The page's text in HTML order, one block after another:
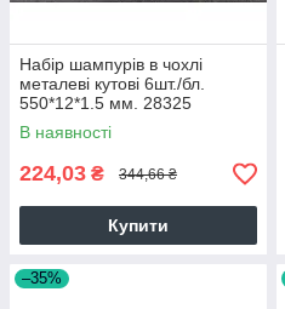
Набір шампурів в чохлі
металеві кутові 6шт./бл.
550*12*1.5 мм. 28325
В наявності
224,03 ₴ 344,66 ₴
Купити
–35%